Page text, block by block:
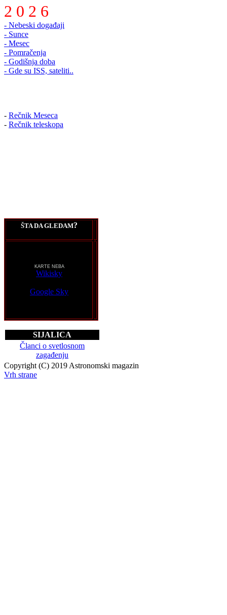
2 0 2 6
- Nebeski događaji
- Sunce
- Mesec
- Pomračenja
- Godišnja doba
- Gde su ISS, sateliti..
- Rečnik Meseca
- Rečnik teleskopa
ŠTA DA GLEDAM?
KARTE NEBA
Wikisky
Google Sky
SIJALICA
Članci o svetlosnom
zagađenju
Copyright (C) 2019 Astronomski magazin
Vrh strane